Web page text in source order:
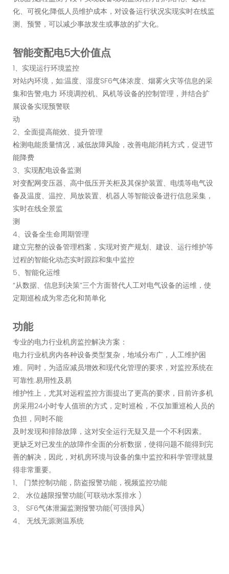
化、可视化;降低人员维护成本，对设备运行状况实现实时在线监
测、预警，可以减少事故发生或事故的扩大化。
智能变配电5大价值点
1、实现运行环境监控
对站内环境，如:温度、湿度SF6气体浓度、烟雾火灾等信息的采
集和告警;电力 环境调控机、风机等设备的控制管理，并结合扩
展设备实现预警联
动
2、全面提高能效、提升管理
检测电能质量情况，减低故障风险，改善电能消耗方式，促进节
能降费
3、实现配电设备监测
对变配网变压器、高中低压开关柜及其保护装置、电缆等电气设
备及温度、温控、局放装置、机器人等智能设备进行信息采集，
实时在线全景监
测
4、设备全生命周期管理
建立完整的设备管理档案，实现对资产规划、建设、运行维护等
过程的智能化动态实时跟踪和集中监控
5、智能化运维
“从数据、信息到决策”三个方面替代人工对电气设备的运维，使
定期巡检成为常态化和简单化
功能
专业的电力行业机房监控解决方案：
电力行业机房内各种设备类型复杂，地域分布广，人工维护困
难。同时，为适应减员增效和现代化管理的要求，对监控系统在
可靠性.易用性及易
维护性上，尤其对远程监控方面提出了更高的要求，目前许多机
房采用24小时专人值班的方式，定时巡检，不仅加重巡检人员的
负担，同时不能
及时发现和排除故障，这对安全运行无疑又是一个不利因素。
更缺乏对已发生的故障作全面的分析数据，使得问题不能得到完
善的解决，因此，对机房环境与设备的集中监控和科学管理就显
得非常重要。
1、 门禁控制功能，防盗报警功能，视频监控功能
2、 水位越限报警功能(可联动水泵排水 )
3、 SF6气体泄漏监测报警功能(可强排风)
4、 无线无源测温系统